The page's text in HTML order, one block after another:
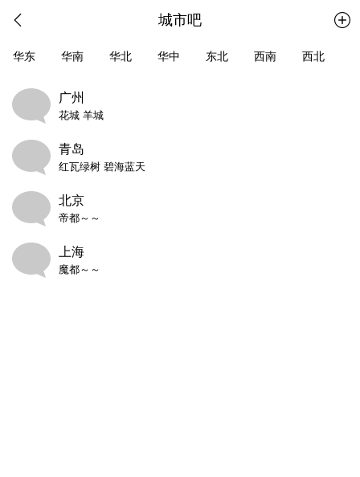
城市吧
华东 华南 华北 华中 东北 西南 西北
广州
花城 羊城
青岛
红瓦绿树 碧海蓝天
北京
帝都～～
上海
魔都～～